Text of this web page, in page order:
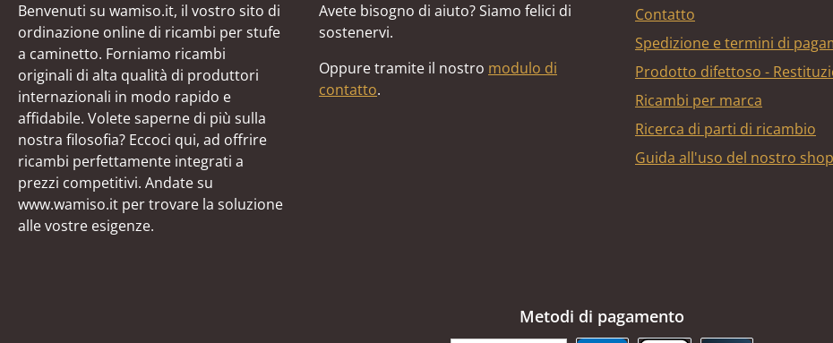
Benvenuti su wamiso.it, il vostro sito di
ordinazione online di ricambi per stufe
a caminetto. Forniamo ricambi
originali di alta qualità di produttori
internazionali in modo rapido e
affidabile. Volete saperne di più sulla
nostra filosofia? Eccoci qui, ad offrire
ricambi perfettamente integrati a
prezzi competitivi. Andate su
www.wamiso.it per trovare la soluzione
alle vostre esigenze.
Avete bisogno di aiuto? Siamo felici di
sostenervi.
Oppure tramite il nostro modulo di
contatto.
Contatto
Spedizione e termini di
Prodotto difettoso -
Ricambi per marca
Ricerca di parti di ricambio
Guida all'uso del nostro
Metodi di pagamento